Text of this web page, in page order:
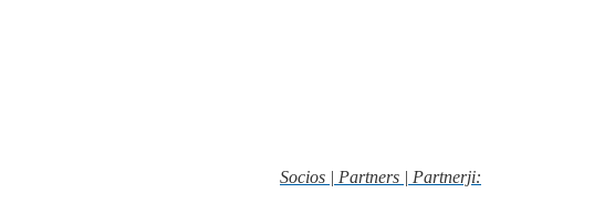
Socios | Partners | Partnerji: